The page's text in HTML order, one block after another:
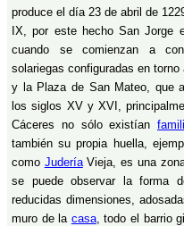
produce el día 23 de abril de
IX, por este hecho San Jorge
cuando se comienzan a
solariegas configuradas en
y la Plaza de San Mateo, que
los siglos XV y XVI,
Cáceres no sólo existían
también su propia huella,
como JuderíaVieja, es una
se puede observar la forma
reducidas dimensiones,
muro de la casa, todo el barrio